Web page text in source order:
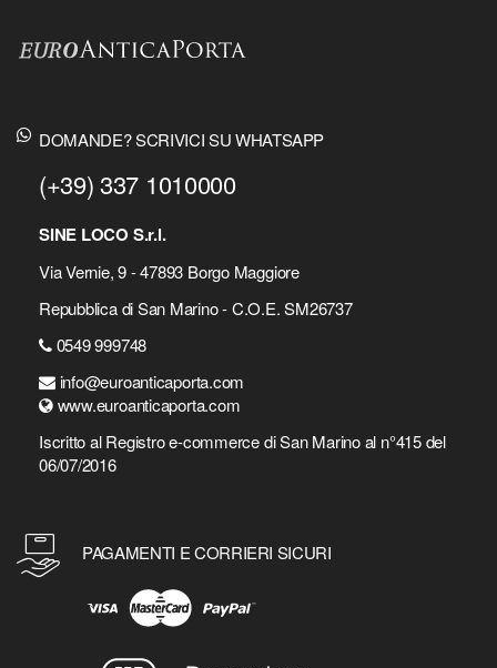
DOMANDE? SCRIVICI SU WHATSAPP
(+39) 337 1010000
SINE LOCO S.r.l.
Via Vernie, 9 - 47893 Borgo Maggiore
Repubblica di San Marino - C.O.E. SM26737
0549 999748
info@euroanticaporta.com
www.euroanticaporta.com
Iscritto al Registro e-commerce di San Marino al n°415 del
06/07/2016
PAGAMENTI E CORRIERI SICURI